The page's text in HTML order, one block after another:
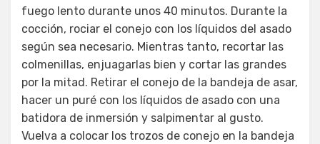
fuego lento durante unos 40 minutos. Durante la
cocción, rociar el conejo con los líquidos del asado
según sea necesario. Mientras tanto, recortar las
colmenillas, enjuagarlas bien y cortar las grandes
por la mitad. Retirar el conejo de la bandeja de asar,
hacer un puré con los líquidos de asado con una
batidora de inmersión y salpimentar al gusto.
Vuelva a colocar los trozos de conejo en la bandeja